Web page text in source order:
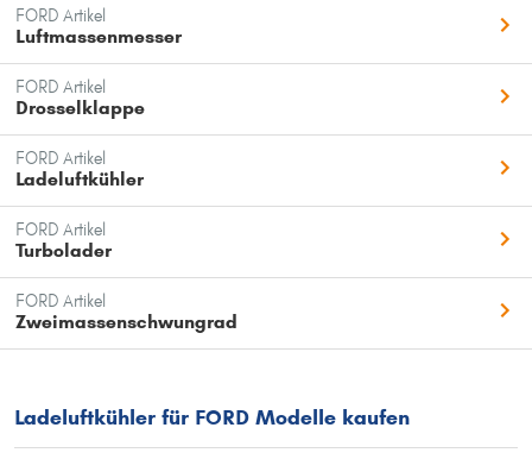
FORD Artikel
Luftmassenmesser
FORD Artikel
Drosselklappe
FORD Artikel
Ladeluftkühler
FORD Artikel
Turbolader
FORD Artikel
Zweimassenschwungrad
Ladeluftkühler für FORD Modelle kaufen